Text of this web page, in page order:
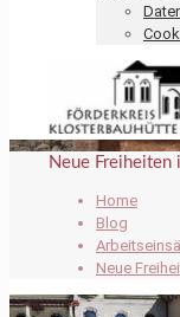
Neue Freiheiten
Home
Blog
Neue